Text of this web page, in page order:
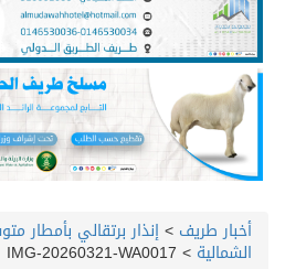
أخبار طريف > إنذار برتقالي
الشمالية >
IMG-20260321-WA0017